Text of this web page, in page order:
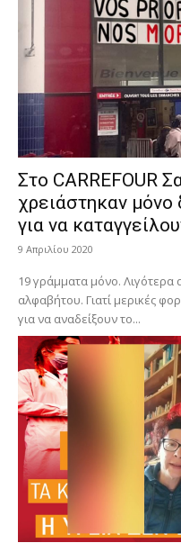
Στο CARREFOUR
χρειάστηκαν
για να
9 Απριλίου 2020
19 γράμματα μόνο.
αλφαβήτου. Γιατί μερικές
για να αναδείξουν το...